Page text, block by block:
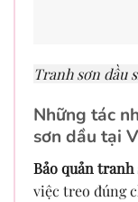
Tranh sơn dầu
Những tác
sơn dầu tại
Bảo quản tranh
việc treo đúng